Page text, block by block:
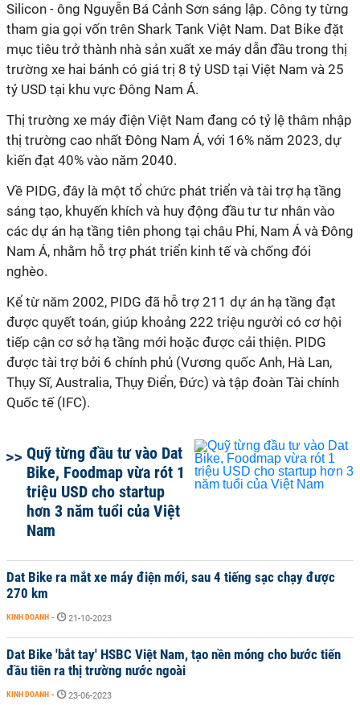
Silicon - ông Nguyễn Bá Cảnh Sơn sáng lập. Công ty từng
tham gia gọi vốn trên Shark Tank Việt Nam. Dat Bike đặt
mục tiêu trở thành nhà sản xuất xe máy dẫn đầu trong thị
trường xe hai bánh có giá trị 8 tỷ USD tại Việt Nam và 25
tỷ USD tại khu vực Đông Nam Á.
Thị trường xe máy điện Việt Nam đang có tỷ lệ thâm nhập
thị trường cao nhất Đông Nam Á, với 16% năm 2023, dự
kiến đạt 40% vào năm 2040.
Về PIDG, đây là một tổ chức phát triển và tài trợ hạ tầng
sáng tạo, khuyến khích và huy động đầu tư tư nhân vào
các dự án hạ tầng tiên phong tại châu Phi, Nam Á và Đông
Nam Á, nhằm hỗ trợ phát triển kinh tế và chống đói
nghèo.
Kể từ năm 2002, PIDG đã hỗ trợ 211 dự án hạ tầng đạt
được quyết toán, giúp khoảng 222 triệu người có cơ hội
tiếp cận cơ sở hạ tầng mới hoặc được cải thiện. PIDG
được tài trợ bởi 6 chính phủ (Vương quốc Anh, Hà Lan,
Thụy Sĩ, Australia, Thụy Điển, Đức) và tập đoàn Tài chính
Quốc tế (IFC).
Quỹ từng đầu tư vào Dat
Bike, Foodmap vừa rót 1
triệu USD cho startup
hơn 3 năm tuổi của Việt
Nam
Dat Bike ra mắt xe máy điện mới, sau 4 tiếng sạc chạy được
270 km
KINH DOANH - 21-10-2023
Dat Bike 'bắt tay' HSBC Việt Nam, tạo nền móng cho bước tiến
đầu tiên ra thị trường nước ngoài
KINH DOANH - 23-06-2023